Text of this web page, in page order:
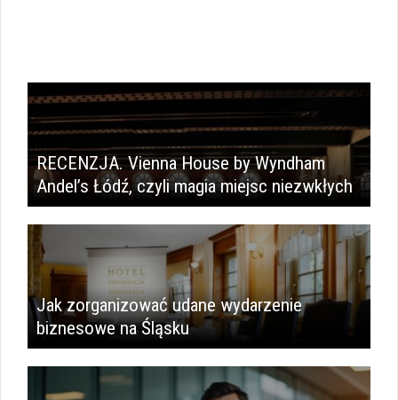
RECENZJA. Vienna House by Wyndham
Andel’s Łódź, czyli magia miejsc niezwkłych
Jak zorganizować udane wydarzenie
biznesowe na Śląsku